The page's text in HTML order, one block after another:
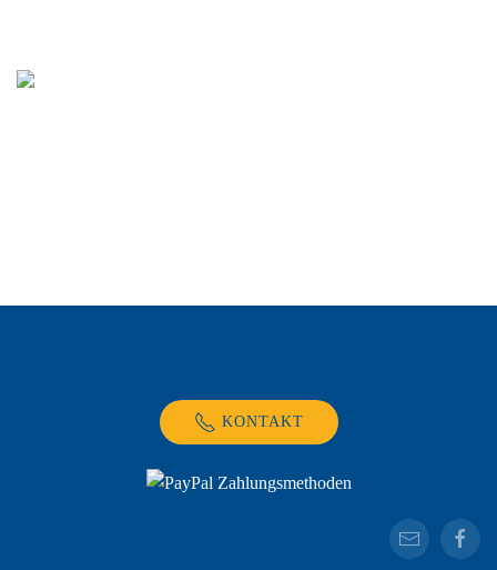
KONTAKT